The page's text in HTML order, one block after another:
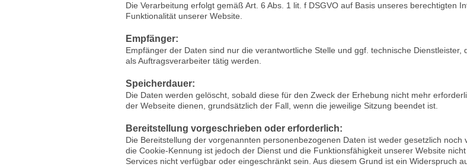
Die Verarbeitung erfolgt gemäß Art. 6 Abs. 1 lit. f DSGVO auf Basis unseres berechtigten
Funktionalität unserer Website.
Empfänger:
Empfänger der Daten sind nur die verantwortliche Stelle und ggf. technische
als Auftragsverarbeiter tätig werden.
Speicherdauer:
Die Daten werden gelöscht, sobald diese für den Zweck der Erhebung nicht mehr
der Webseite dienen, grundsätzlich der Fall, wenn die jeweilige Sitzung beendet ist.
Bereitstellung vorgeschrieben oder erforderlich:
Die Bereitstellung der vorgenannten personenbezogenen Daten ist weder gesetzlich
die Cookie-Kennung ist jedoch der Dienst und die Funktionsfähigkeit unserer Website
Services nicht verfügbar oder eingeschränkt sein. Aus diesem Grund ist ein Widerspruch